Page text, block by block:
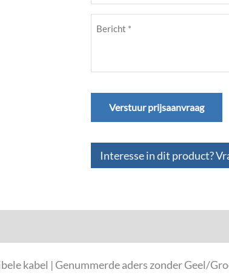
mailadres
(Vereist)
Bericht
Verstuur prijsaanvraag
Interesse in dit product?
kabel | Genummerde aders zonder Geel/